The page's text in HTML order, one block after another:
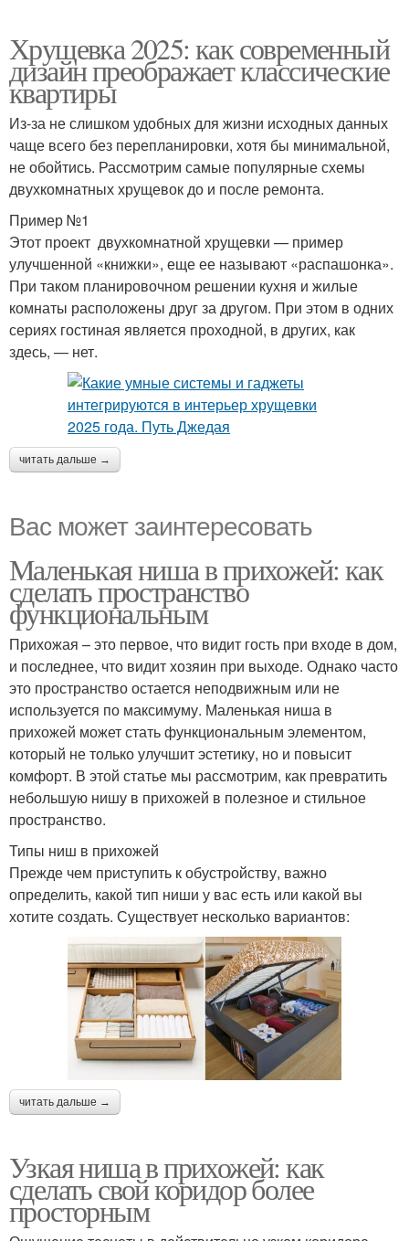
Хрущевка 2025: как современный
дизайн преображает классические
квартиры
Из-за не слишком удобных для жизни исходных данных
чаще всего без перепланировки, хотя бы минимальной,
не обойтись. Рассмотрим самые популярные схемы
двухкомнатных хрущевок до и после ремонта.
Пример №1
Этот проект двухкомнатной хрущевки — пример
улучшенной «книжки», еще ее называют «распашонка».
При таком планировочном решении кухня и жилые
комнаты расположены друг за другом. При этом в одних
сериях гостиная является проходной, в других, как
здесь, — нет.
читать дальше →
Вас может заинтересовать
Маленькая ниша в прихожей: как
сделать пространство
функциональным
Прихожая – это первое, что видит гость при входе в дом,
и последнее, что видит хозяин при выходе. Однако часто
это пространство остается неподвижным или не
используется по максимуму. Маленькая ниша в
прихожей может стать функциональным элементом,
который не только улучшит эстетику, но и повысит
комфорт. В этой статье мы рассмотрим, как превратить
небольшую нишу в прихожей в полезное и стильное
пространство.
Типы ниш в прихожей
Прежде чем приступить к обустройству, важно
определить, какой тип ниши у вас есть или какой вы
хотите создать. Существует несколько вариантов:
читать дальше →
Узкая ниша в прихожей: как
сделать свой коридор более
просторным